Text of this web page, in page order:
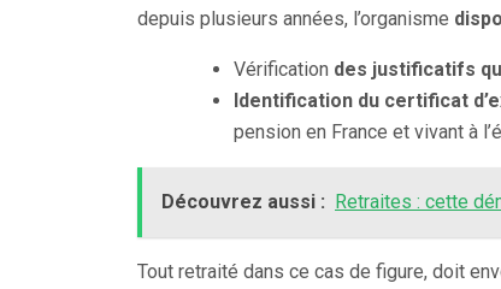
depuis plusieurs années, l’organisme
Vérification des justificatifs
Identification du certificat
pension en France et vivant à
Découvrez aussi : Retraites : cette
Tout retraité dans ce cas de figure, doit